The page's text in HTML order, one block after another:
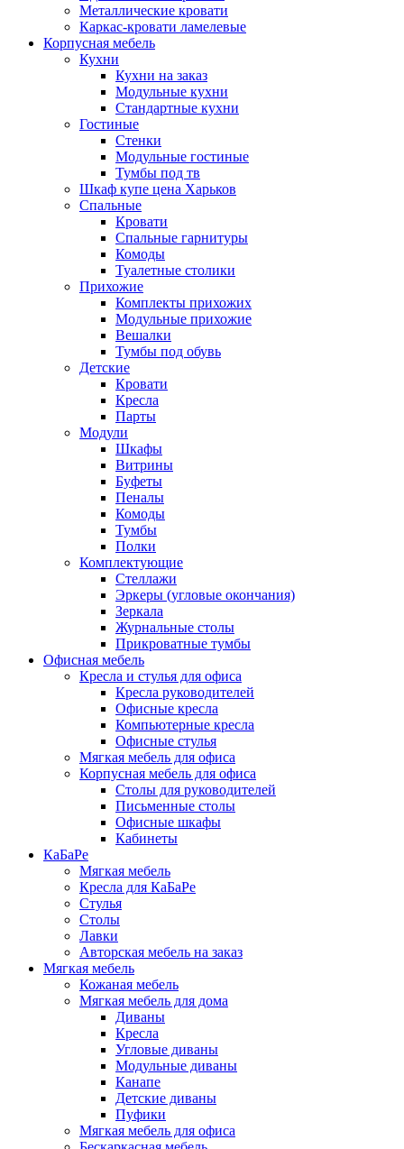
Металлические кровати
Каркас-кровати ламелевые
Корпусная мебель
Кухни
Кухни на заказ
Модульные кухни
Стандартные кухни
Гостиные
Стенки
Модульные гостиные
Тумбы под тв
Шкаф купе цена Харьков
Спальные
Кровати
Спальные гарнитуры
Комоды
Туалетные столики
Прихожие
Комплекты прихожих
Модульные прихожие
Вешалки
Тумбы под обувь
Детские
Кровати
Кресла
Парты
Модули
Шкафы
Витрины
Буфеты
Пеналы
Комоды
Тумбы
Полки
Комплектующие
Стеллажи
Эркеры (угловые окончания)
Зеркала
Журнальные столы
Прикроватные тумбы
Офисная мебель
Кресла и стулья для офиса
Кресла руководителей
Офисные кресла
Компьютерные кресла
Офисные стулья
Мягкая мебель для офиса
Корпусная мебель для офиса
Столы для руководителей
Письменные столы
Офисные шкафы
Кабинеты
КаБаРе
Мягкая мебель
Кресла для КаБаРе
Стулья
Столы
Лавки
Авторская мебель на заказ
Мягкая мебель
Кожаная мебель
Мягкая мебель для дома
Диваны
Кресла
Угловые диваны
Модульные диваны
Канапе
Детские диваны
Пуфики
Мягкая мебель для офиса